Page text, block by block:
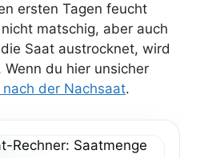
ersten Tagen feucht
matschig, aber auch
Saat austrocknet, wird
du hier unsicher
nach der Nachsaat.